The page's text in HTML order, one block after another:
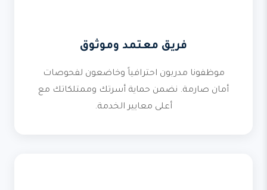
فريق معتمد وموثوق
موظفونا مدربون احترافياً وخاضعون لفحوصات
أمان صارمة. نضمن حماية أسرتك وممتلكاتك مع
أعلى معايير الخدمة.